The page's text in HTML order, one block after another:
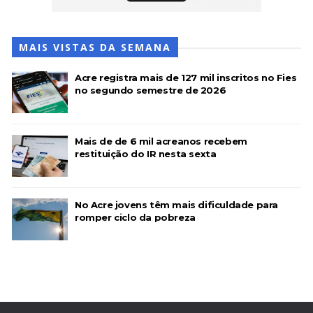
MAIS VISTAS DA SEMANA
Acre registra mais de 127 mil inscritos no Fies
no segundo semestre de 2026
Mais de de 6 mil acreanos recebem
restituição do IR nesta sexta
No Acre jovens têm mais dificuldade para
romper ciclo da pobreza